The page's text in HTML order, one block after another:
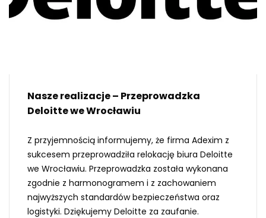
Nasze realizacje – Przeprowadzka
Deloitte we Wrocławiu
Z przyjemnością informujemy, że firma Adexim z
sukcesem przeprowadziła relokację biura Deloitte
we Wrocławiu. Przeprowadzka została wykonana
zgodnie z harmonogramem i z zachowaniem
najwyższych standardów bezpieczeństwa oraz
logistyki. Dziękujemy Deloitte za zaufanie.